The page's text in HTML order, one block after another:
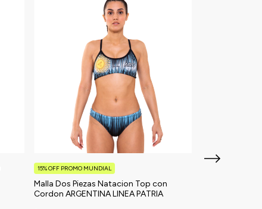
Malla Dos Piezas Natacion Top con
Cordon ARGENTINA LINEA PATRIA
15% OFF PROMO MUNDIAL